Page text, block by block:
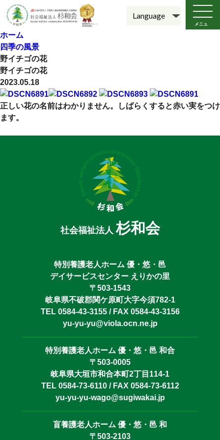
メニュ
ー
ホーム
四季の風景
野イチゴの花
野イチゴの花
2023.05.18
正しい花の名前はわかりません。しばらくすると赤い実をつけ
ます。
社会福祉法人杉和会
特別養護老人ホーム 優・悠・邑
デイサービスセンター えりかの里
〒503-1543
岐阜県不破郡関ケ原町大字今須782-1
TEL 0584-43-3155 / FAX 0584-43-3156
yu-yu-yu@viola.ocn.ne.jp
特別養護老人ホーム 優・悠・邑 和合
〒503-0005
岐阜県大垣市和合本町2丁目114-1
TEL 0584-73-6110 / FAX 0584-73-6112
yu-yu-yu-wago@sugiwakai.jp
盲養護老人ホーム 優・悠・邑 和
〒503-2103